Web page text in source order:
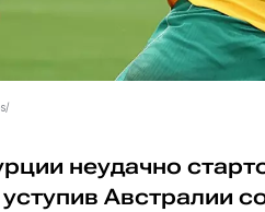
неудачно
Австралии